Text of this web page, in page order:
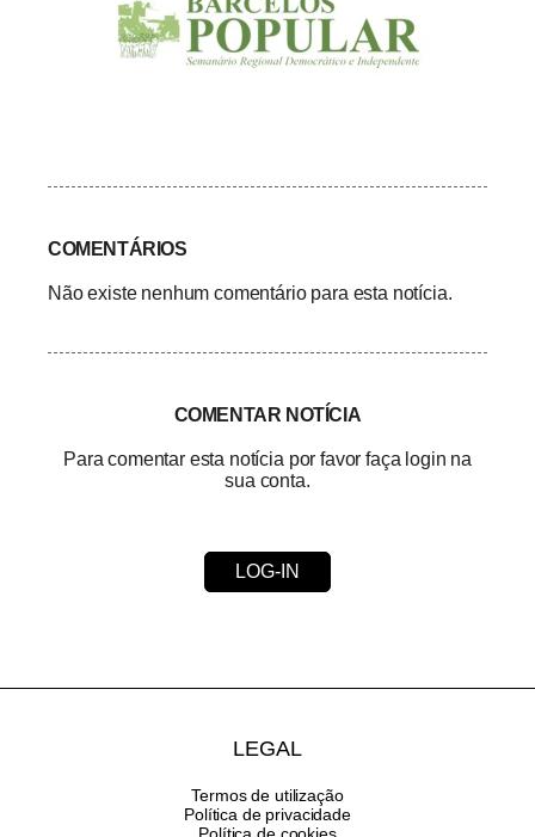
COMENTÁRIOS
Não existe nenhum comentário para esta notícia.
COMENTAR NOTÍCIA
Para comentar esta notícia por favor faça login na
sua conta.
LOG-IN
LEGAL
Termos de utilização
Política de privacidade
Política de cookies